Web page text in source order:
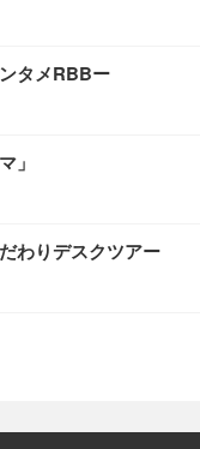
タメRBBー
」
わりデスクツアー